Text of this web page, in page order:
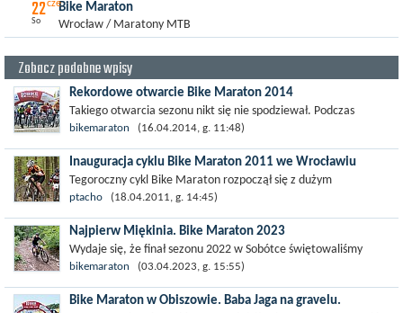
22cze
So
Bike Maraton
Wrocław / Maratony MTB
Zobacz podobne wpisy
Rekordowe otwarcie Bike Maraton 2014
Takiego otwarcia sezonu nikt się nie spodziewał. Podczas
inauguracyjnej edycji Bike Maraton 2014 w Miękini na starcie
stanęło blisko 2000...
bikemaraton (16.04.2014, g. 11:48)
Inauguracja cyklu Bike Maraton 2011 we Wrocławiu
Tegoroczny cykl Bike Maraton rozpoczął się z dużym
rozmachem. Do wyścigu zgłosiło się ok. 1800 osób. Wysoka
frekwencja była spowodowana zapewne...
ptacho (18.04.2011, g. 14:45)
Najpierw Miękinia. Bike Maraton 2023
Wydaje się, że finał sezonu 2022 w Sobótce świętowaliśmy
dosłownie wczoraj, a tymczasem już przed nami inauguracja
tegorocznych zmagań w...
bikemaraton (03.04.2023, g. 15:55)
Bike Maraton w Obiszowie. Baba Jaga na gravelu.